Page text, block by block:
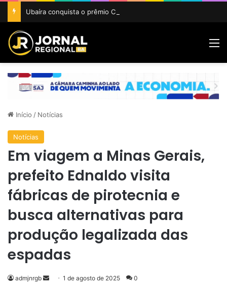
Início / Notícias
Notícias
Em viagem a Minas Gerais,
prefeito Ednaldo visita
fábricas de pirotecnia e
busca alternativas para
produção legalizada das
espadas
admjnrgb
Mande1 de agosto de 2025 0